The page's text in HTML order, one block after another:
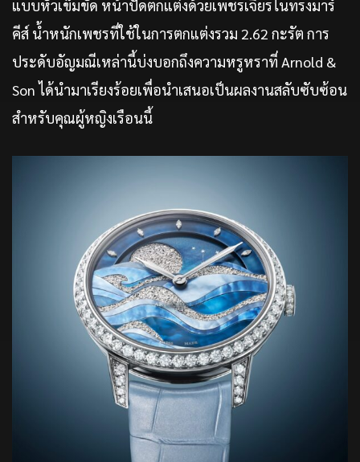
แบบหัวเข็มขัด หน้าปัดตกแต่งด้วยเพชรเจียรไนทรงมาร์
คีส์ น้ำหนักเพชรที่ใช้ในการตกแต่งรวม 2.62 กะรัต การ
ประดับอัญมณีเหล่านี้บ่งบอกถึงความหรูหราที่ Arnold &
Son ได้นำมาเรียงร้อยเพื่อนำเสนอเป็นผลงานสลับซับซ้อน
สำหรับคุณผู้หญิงเรือนนี้